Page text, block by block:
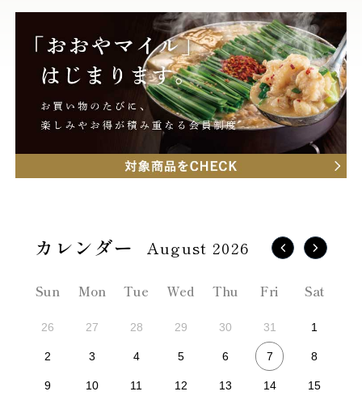
August 2026
Sun Mon Tue Wed Thu Fri Sat
26 27 28 29 30 31 1
2 3 4 5 6 7 8
9 10 11 12 13 14 15